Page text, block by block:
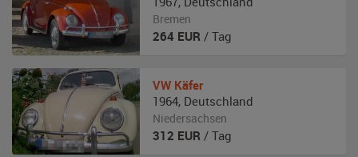
Bremen
264 EUR / Tag
VW Käfer
1964, Deutschland
Niedersachsen
312 EUR / Tag